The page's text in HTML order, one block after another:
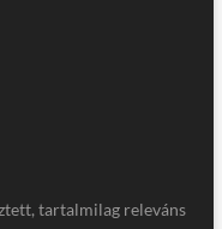
tartalmilag releváns